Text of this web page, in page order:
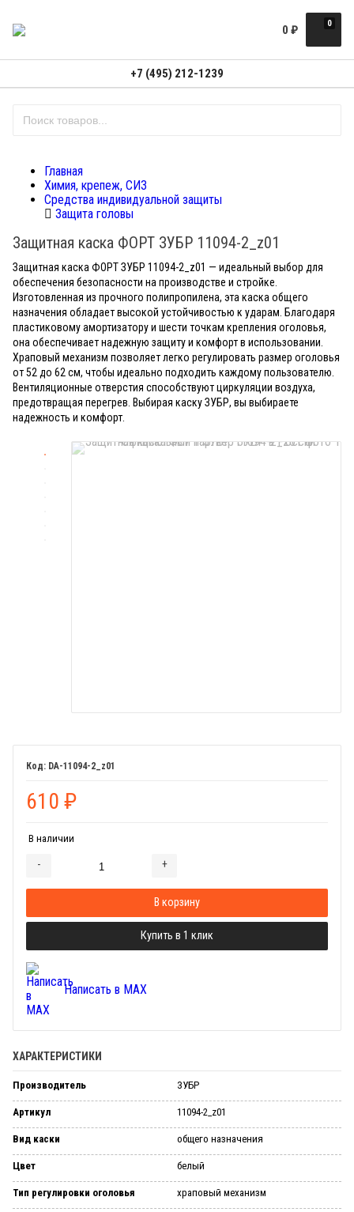
0
0 ₽
+7 (495) 212-1239
Главная
Химия, крепеж, СИЗ
Средства индивидуальной защиты
Защита головы
Защитная каска ФОРТ ЗУБР 11094-2_z01
Защитная каска ФОРТ ЗУБР 11094-2_z01 — идеальный выбор для
обеспечения безопасности на производстве и стройке.
Изготовленная из прочного полипропилена, эта каска общего
назначения обладает высокой устойчивостью к ударам. Благодаря
пластиковому амортизатору и шести точкам крепления оголовья,
она обеспечивает надежную защиту и комфорт в использовании.
Храповый механизм позволяет легко регулировать размер оголовья
от 52 до 62 см, чтобы идеально подходить каждому пользователю.
Вентиляционные отверстия способствуют циркуляции воздуха,
предотвращая перегрев. Выбирая каску ЗУБР, вы выбираете
надежность и комфорт.
DA-11094-2_z01
610 ₽
В наличии
- +
В корзину
Купить в 1 клик
Написать в MAX
ХАРАКТЕРИСТИКИ
Производитель ЗУБР
Артикул 11094-2_z01
Вид каски общего назначения
Цвет белый
Тип регулировки оголовья храповый механизм